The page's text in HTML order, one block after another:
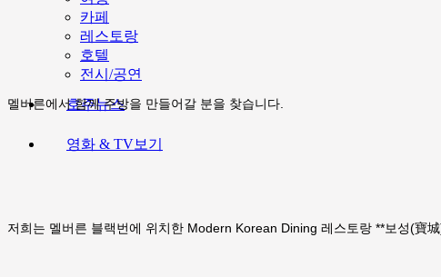
카페
레스토랑
호텔
전시/공연
호주뉴스
영화 & TV보기
멜버른에서 함께 주방을 만들어갈 분을 찾습니다.
저희는 멜버른 블랙번에 위치한 Modern Korean Dining 레스토랑 **보성(寶